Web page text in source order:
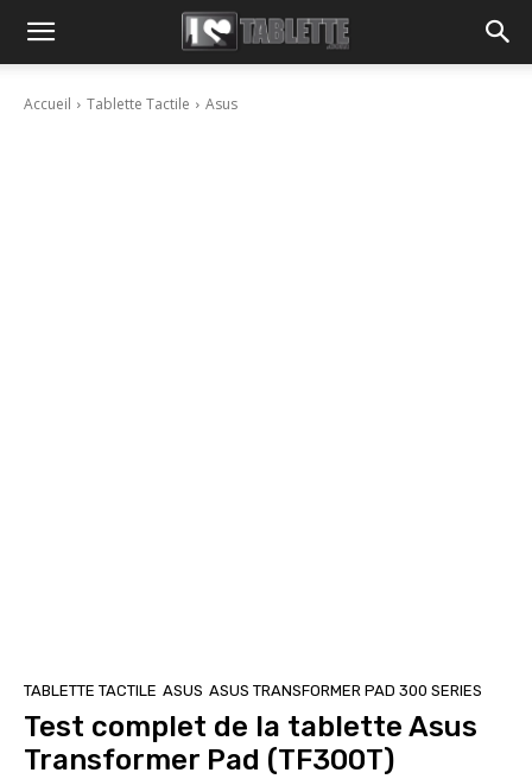
Accueil Tablette Tactile Asus
TABLETTE TACTILE ASUS ASUS TRANSFORMER PAD 300 SERIES
Test complet de la tablette Asus
Transformer Pad (TF300T)